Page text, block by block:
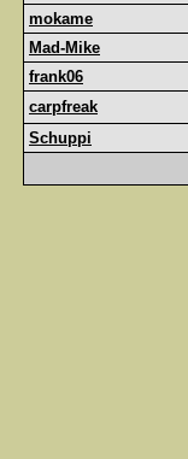
mokame
Mad-Mike
frank06
carpfreak
Schuppi